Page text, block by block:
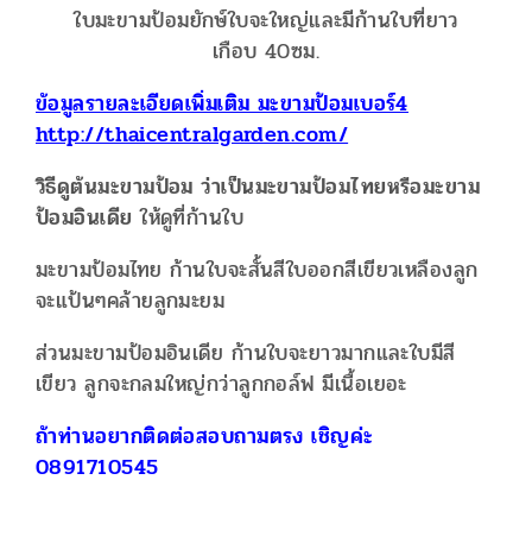
ใบมะขามป้อมยักษ์ใบจะใหญ่และมีก้านใบที่ยาว
เกือบ 40ซม.
ข้อมูลรายละเอียดเพิ่มเติม มะขามป้อมเบอร์4
http://thaicentralgarden.com/
วิธีดูต้นมะขามป้อม ว่าเป็นมะขามป้อมไทยหรือมะขาม
ป้อมอินเดีย ให้ดูที่ก้านใบ
มะขามป้อมไทย ก้านใบจะสั้นสีใบออกสีเขียวเหลืองลูก
จะแป้นๆคล้ายลูกมะยม
ส่วนมะขามป้อมอินเดีย ก้านใบจะยาวมากและใบมีสี
เขียว ลูกจะกลมใหญ่กว่าลูกกอล์ฟ มีเนื้อเยอะ
ถ้าท่านอยากติดต่อสอบถามตรง เชิญค่ะ
0891710545